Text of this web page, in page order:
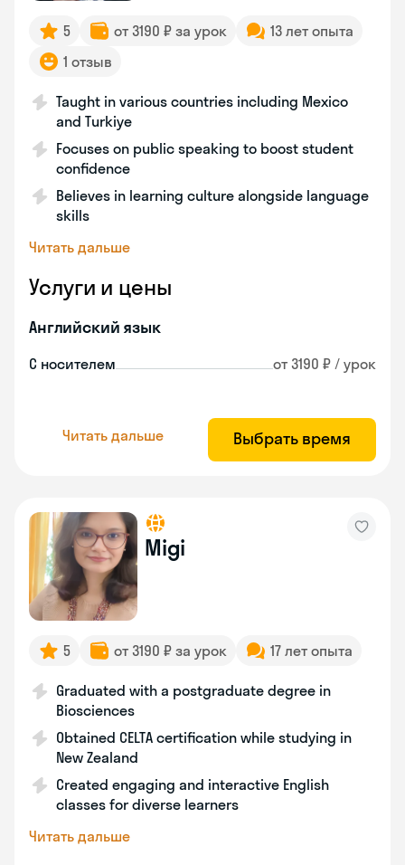
5 от 3190 ₽ за урок
13 лет опыта
1 отзыв
Taught in various countries including Mexico
and Turkiye
Focuses on public speaking to boost student
confidence
Believes in learning culture alongside language
skills
Читать дальше
Услуги и цены
Английский язык
С носителем от 3190 ₽ / урок
Читать дальше Выбрать время
Migi
5 от 3190 ₽ за урок 17 лет опыта
Graduated with a postgraduate degree in
Biosciences
Obtained CELTA certification while studying in
New Zealand
Created engaging and interactive English
classes for diverse learners
Читать дальше